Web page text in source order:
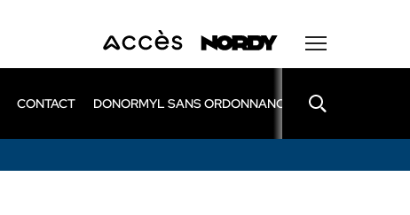
CONTACT DONORMYL SANS ORDONNANCE LEXOMIL SANS